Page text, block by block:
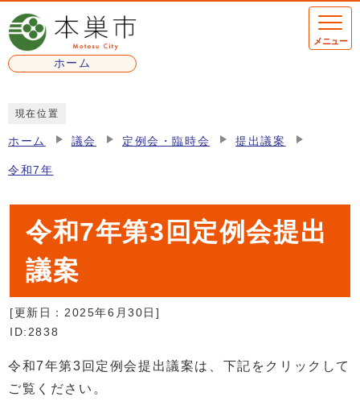
ページの先頭です
ホーム
メニュー
現在位置
ホーム 議会 定例会・臨時会 提出議案
令和7年
令和7年第3回定例会提出
議案
[更新日： 2025年6月30日 ]
ID:2838
令和7年第3回定例会提出議案は、下記をクリックして
ご覧ください。